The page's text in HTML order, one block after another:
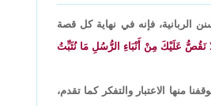
الربانية، فإنه في نهاية كل قصة
نَقُصُّ عَلَيْكَ مِنْ أَنْبَاءِ الرُّسُلِ مَا نُثَبِّتُ
منها الاعتبار والتفكر كما تقدم،